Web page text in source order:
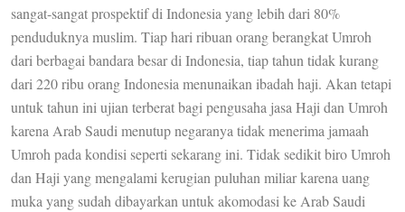
sangat-sangat prospektif di Indonesia yang lebih dari 80%
penduduknya muslim. Tiap hari ribuan orang berangkat Umroh
dari berbagai bandara besar di Indonesia, tiap tahun tidak kurang
dari 220 ribu orang Indonesia menunaikan ibadah haji. Akan tetapi
untuk tahun ini ujian terberat bagi pengusaha jasa Haji dan Umroh
karena Arab Saudi menutup negaranya tidak menerima jamaah
Umroh pada kondisi seperti sekarang ini. Tidak sedikit biro Umroh
dan Haji yang mengalami kerugian puluhan miliar karena uang
muka yang sudah dibayarkan untuk akomodasi ke Arab Saudi